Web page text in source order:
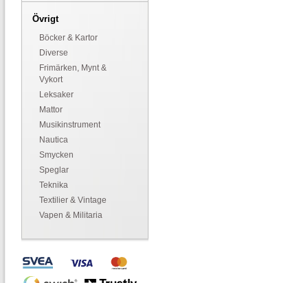
Övrigt
Böcker & Kartor
Diverse
Frimärken, Mynt &
Vykort
Leksaker
Mattor
Musikinstrument
Nautica
Smycken
Speglar
Teknika
Textilier & Vintage
Vapen & Militaria